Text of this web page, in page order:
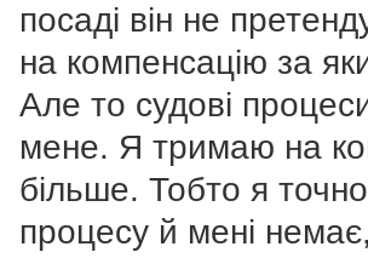
посаді він не
на компенсацію за
Але то судові
мене. Я тримаю на
більше. Тобто я
процесу й мені